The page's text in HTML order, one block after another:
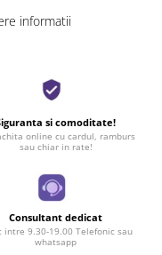
informatii
si comoditate!
online cu cardul, ramburs
sau chiar in rate!
Consultant dedicat
intre 9.30-19.00 Telefonic sau
whatsapp